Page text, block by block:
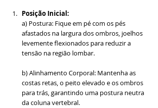
Posição Inicial:
a) Postura: Fique em pé com os pés
afastados na largura dos ombros, joelhos
levemente flexionados para reduzir a
tensão na região lombar.
b) Alinhamento Corporal: Mantenha as
costas retas, o peito elevado e os ombros
para trás, garantindo uma postura neutra
da coluna vertebral.